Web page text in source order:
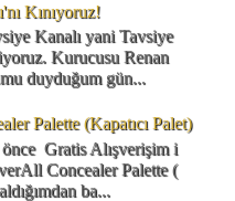
Kınıyoruz!
Kanalı yani Tavsiye
Kurucusu Renan
duyduğum gün...
Palette (Kapatıcı Palet)
Gratis Alışverişim i
Concealer Palette (
ba...